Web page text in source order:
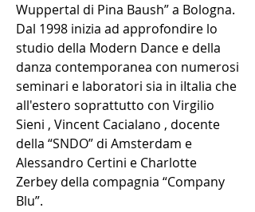
Wuppertal di Pina Baush” a Bologna.
Dal 1998 inizia ad approfondire lo
studio della Modern Dance e della
danza contemporanea con numerosi
seminari e laboratori sia in iItalia che
all'estero soprattutto con Virgilio
Sieni , Vincent Cacialano , docente
della “SNDO” di Amsterdam e
Alessandro Certini e Charlotte
Zerbey della compagnia “Company
Blu”.